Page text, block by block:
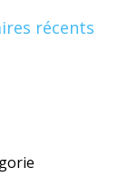
récents